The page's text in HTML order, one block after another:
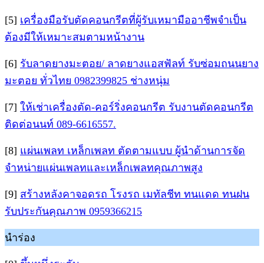
[5] เครื่องมือรับตัดคอนกรีตที่ผู้รับเหมามืออาชีพจำเป็น
ต้องมีให้เหมาะสมตามหน้างาน
[6] รับลาดยางมะตอย/ ลาดยางแอสฟัลท์ รับซ่อมถนนยาง
มะตอย ทั่วไทย 0982399825 ช่างหนุ่ม
[7] ให้เช่าเครื่องตัด-คอร์ริ่งคอนกรีต รับงานตัดคอนกรีต
ติดต่อนนท์ 089-6616557.
[8] แผ่นเพลท เหล็กเพลท ตัดตามแบบ ผู้นำด้านการจัด
จำหน่ายแผ่นเพลทและเหล็กเพลทคุณภาพสูง
[9] สร้างหลังคาจอดรถ โรงรถ เมทัลชีท ทนแดด ทนฝน
รับประกันคุณภาพ 0959366215
นำร่อง